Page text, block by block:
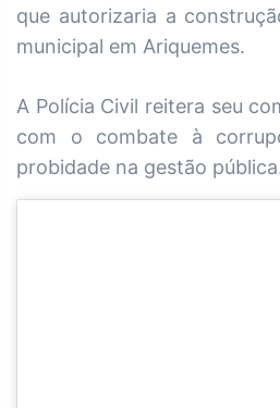
que autorizaria a
municipal em Ariquemes.
A Polícia Civil reitera seu
com o combate à
probidade na gestão